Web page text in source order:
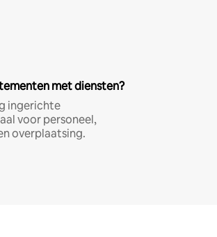
met diensten?
ingerichte
voor personeel,
overplaatsing.